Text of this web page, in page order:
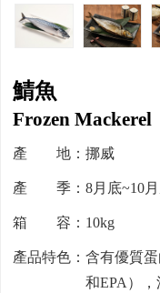
鯖魚
Frozen Mackerel
產 地：挪威
產 季：8月底~10月
箱 容：10kg
產品特色：含有優質
和EPA）